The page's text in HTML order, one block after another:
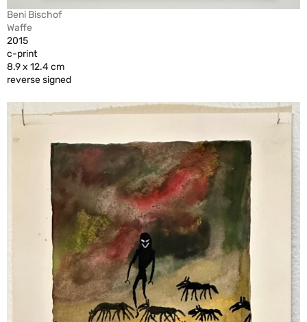
Beni Bischof
Waffe
2015
c-print
8.9 x 12.4 cm
reverse signed